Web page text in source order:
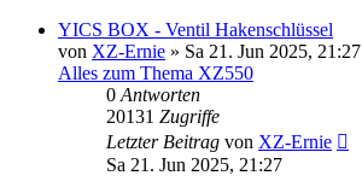
YICS BOX - Ventil Hakenschlüssel
von XZ-Ernie » Sa 21. Jun 2025, 21:27
Alles zum Thema XZ550
0 Antworten
20131 Zugriffe
Letzter Beitrag von XZ-Ernie
Sa 21. Jun 2025, 21:27